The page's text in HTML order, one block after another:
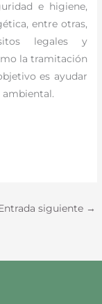
e higiene,
entre otras,
legales y
la tramitación
es ayudar
ambiental.
siguiente →